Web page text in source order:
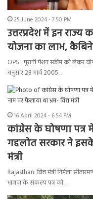
25 June 2024 - 7:50 PM
उत्तरप्रदेश में इन राज्य
योजना का लाभ,
OPS: पुरानी पेंशन स्कीम को लेकर
अनुसार 28 मार्च 2005…
16 April 2024 - 6:54 PM
कांग्रेस के घोषणा
गहलोत सरकार ने इसके
मंत्री
Rajasthan: वित्त मंत्री निर्मला
भाजपा के संकल्प पत्र को…